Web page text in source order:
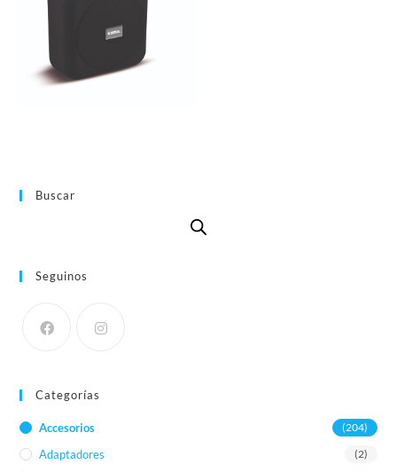
Buscar
Seguinos
Categorías
Accesorios (204)
Adaptadores (2)